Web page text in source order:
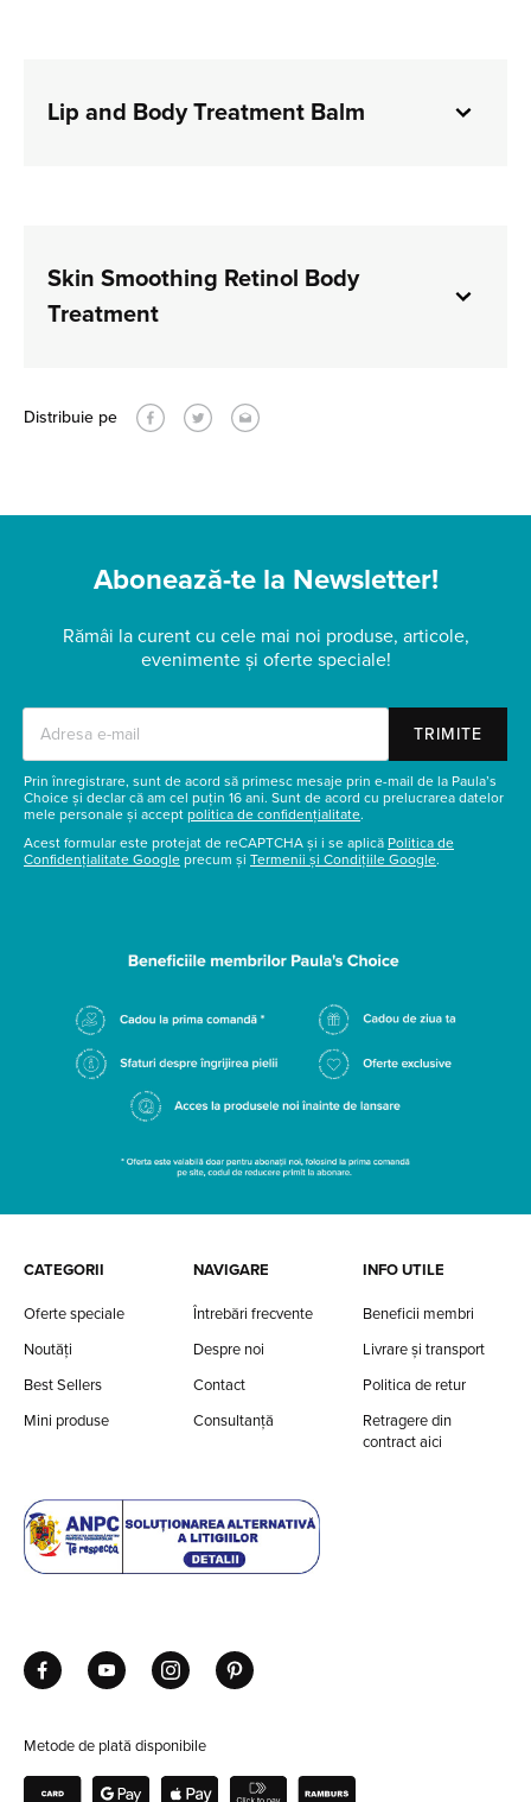
Lip and Body Treatment Balm
Skin Smoothing Retinol Body
Treatment
Distribuie pe
Abonează-te la Newsletter!
Rămâi la curent cu cele mai noi produse, articole,
evenimente și oferte speciale!
TRIMITE
Prin înregistrare, sunt de acord să primesc mesaje prin e-mail de la Paula’s
Choice și declar că am cel puțin 16 ani. Sunt de acord cu prelucrarea datelor
mele personale și accept politica de confidențialitate.
Acest formular este protejat de reCAPTCHA și i se aplică Politica de
Confidențialitate Google precum și Termenii și Condițiile Google.
CATEGORII
Oferte speciale
Noutăți
Best Sellers
Mini produse
NAVIGARE
Întrebări frecvente
Despre noi
Contact
Consultanță
INFO UTILE
Beneficii membri
Livrare și transport
Politica de retur
Retragere din
contract aici
Metode de plată disponibile